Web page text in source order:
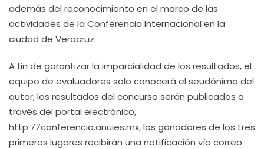
además del reconocimiento en el marco de las
actividades de la Conferencia Internacional en la
ciudad de Veracruz.
A fin de garantizar la imparcialidad de los resultados, el
equipo de evaluadores solo conocerá el seudónimo del
autor, los resultados del concurso serán publicados a
través del portal electrónico,
http:77conferencia.anuies.mx, los ganadores de los tres
primeros lugares recibirán una notificación vía correo